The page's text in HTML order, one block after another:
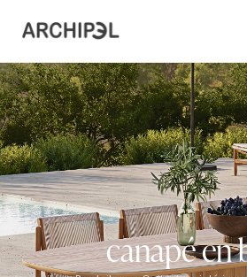
canapé en